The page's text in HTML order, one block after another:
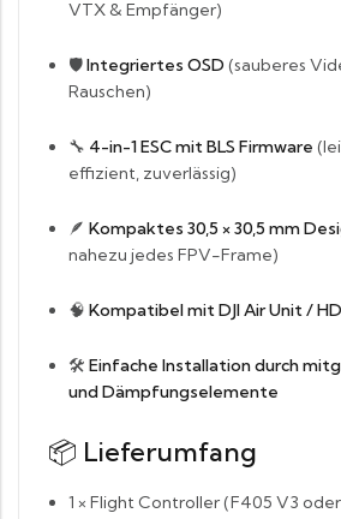
VTX & Empfänger)
🛡️Integriertes OSD (sauberes
Rauschen)
🔧 4-in-1 ESC mit BLS Firmware
effizient, zuverlässig)
🪶 Kompaktes 30,5 × 30,5 mm
nahezu jedes FPV-Frame)
🧠 Kompatibel mit DJI Air Unit /
🛠️ Einfache Installation durch
und Dämpfungselemente
📦 Lieferumfang
1 × Flight Controller (F405 V3 oder